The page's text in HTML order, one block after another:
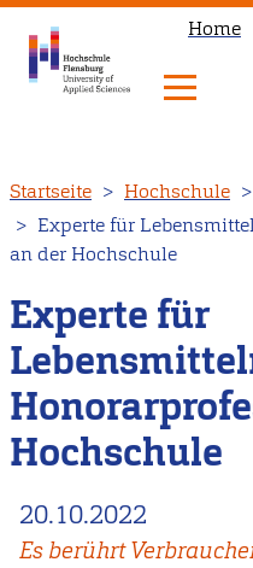
zum
Inhalt
Home
Startseite Hochschule
Experte für
an der Hochschule
Experte für
Hochschule
20.10.2022
Es berührt